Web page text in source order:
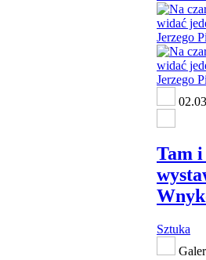
Tam
Sztuka